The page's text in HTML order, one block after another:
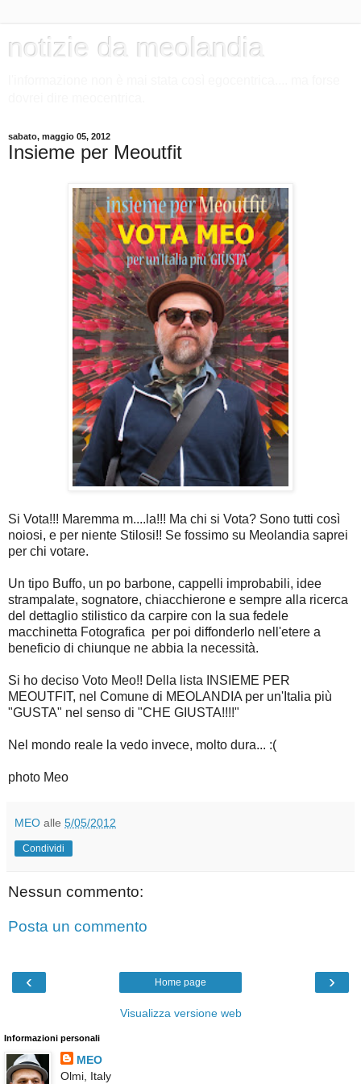
notizie da meolandia
sabato, maggio 05, 2012
Insieme per Meoutfit
Si Vota!!! Maremma m....la!!! Ma chi si Vota? Sono tutti così
noiosi, e per niente Stilosi!! Se fossimo su Meolandia saprei
per chi votare.
Un tipo Buffo, un po barbone, cappelli improbabili, idee
strampalate, sognatore, chiacchierone e sempre alla ricerca
del dettaglio stilistico da carpire con la sua fedele
macchinetta Fotografica per poi diffonderlo nell'etere a
beneficio di chiunque ne abbia la necessità.
Si ho deciso Voto Meo!! Della lista INSIEME PER
MEOUTFIT, nel Comune di MEOLANDIA per un'Italia più
"GUSTA" nel senso di "CHE GIUSTA!!!!"
Nel mondo reale la vedo invece, molto dura... :(
photo Meo
MEO alle 5/05/2012
Condividi
Nessun commento:
Posta un commento
‹ ›
Home page
Visualizza versione web
Informazioni personali
MEO
Olmi, Italy